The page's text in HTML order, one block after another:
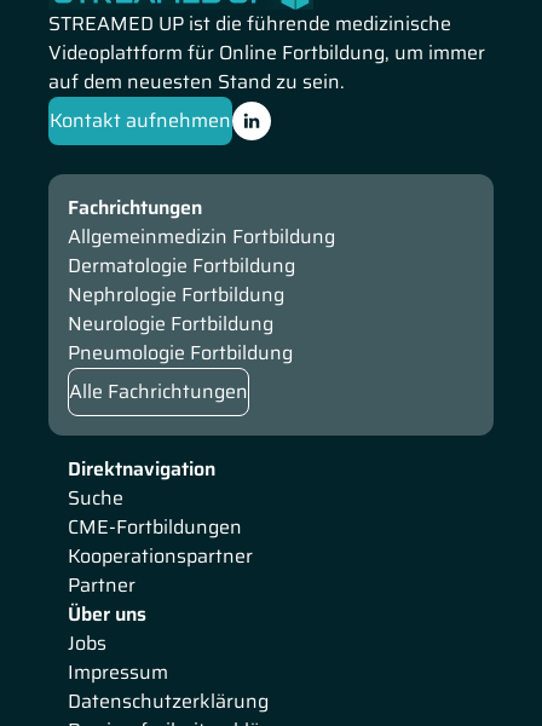
STREAMED UP ist die führende medizinische
Videoplattform für Online Fortbildung, um immer
auf dem neuesten Stand zu sein.
Kontakt aufnehmen
Direktnavigation
Suche
CME-Fortbildungen
Kooperationspartner
Partner
Über uns
Jobs
Impressum
Datenschutzerklärung
Fachrichtungen
Allgemeinmedizin Fortbildung
Dermatologie Fortbildung
Nephrologie Fortbildung
Neurologie Fortbildung
Pneumologie Fortbildung
Alle Fachrichtungen